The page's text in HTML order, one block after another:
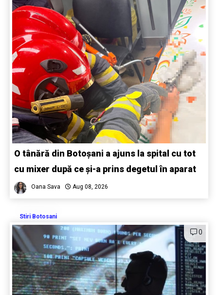
O tânără din Botoșani a ajuns la spital cu tot
cu mixer după ce și-a prins degetul în aparat
Oana Sava Aug 08, 2026
Stiri Botosani
0